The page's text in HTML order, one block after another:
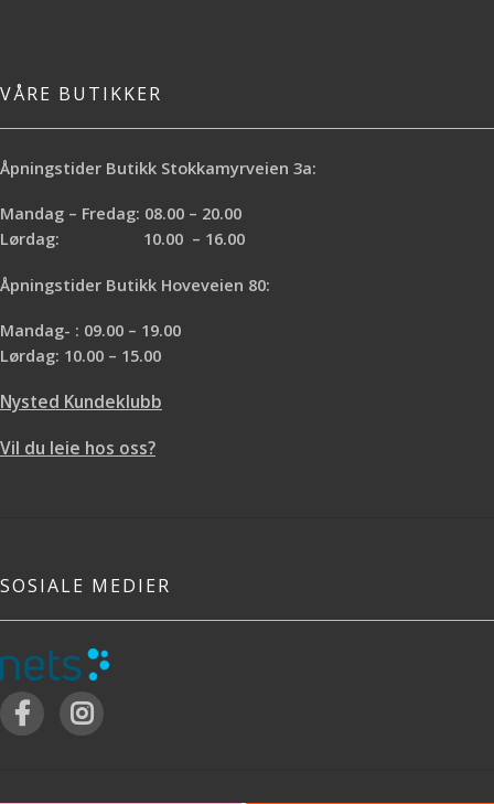
VÅRE BUTIKKER
Åpningstider Butikk Stokkamyrveien 3a:
Mandag – Fredag: 08.00 – 20.00
Lørdag: 10.00 – 16.00
Åpningstider Butikk Hoveveien 80:
Mandag- : 09.00 – 19.00
Lørdag: 10.00 – 15.00
Nysted Kundeklubb
Vil du leie hos oss?
SOSIALE MEDIER